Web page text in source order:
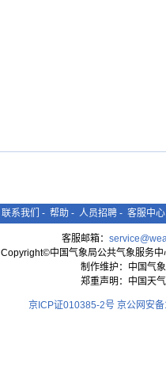
联系我们 - 帮助 - 人员招聘 - 客服中心
客服邮箱：
Copyright©中国气象局公共气象服务
制作维护：中国气
郑重声明：中国天
京ICP证010385-2号 京公网安